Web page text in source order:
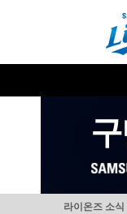
라이온즈 소식